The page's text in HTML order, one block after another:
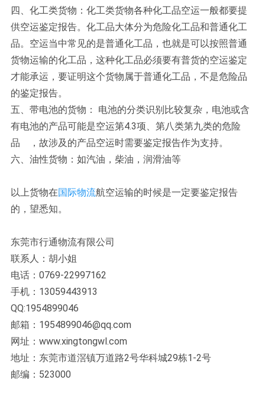
四、化工类货物：化工类货物各种化工品空运一般都要提
供空运鉴定报告。化工品大体分为危险化工品和普通化工
品。空运当中常见的是普通化工品，也就是可以按照普通
货物运输的化工品，这种化工品必须要有普货的空运鉴定
才能承运，要证明这个货物属于普通化工品，不是危险品
的鉴定报告。
五、带电池的货物： 电池的分类识别比较复杂，电池或含
有电池的产品可能是空运第4.3项、第八类第九类的危险
品 ，故涉及的产品空运时需要鉴定报告作为支持。
六、油性货物：如汽油，柴油，润滑油等
以上货物在国际物流航空运输的时候是一定要鉴定报告
的，望悉知。
东莞市行通物流有限公司
联系人：胡小姐
电话：0769-22997162
手机：13059443913
QQ:1954899046
邮箱：1954899046@qq.com
网址：www.xingtongwl.com
地址：东莞市道滘镇万道路2号华科城29栋1-2号
邮编：523000